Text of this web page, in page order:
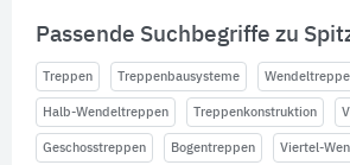
Passende Suchbegriffe zu
Treppen Treppenbausysteme
Halb-Wendeltreppen Treppenkonstruktion
Geschosstreppen Bogentreppen Viertel-